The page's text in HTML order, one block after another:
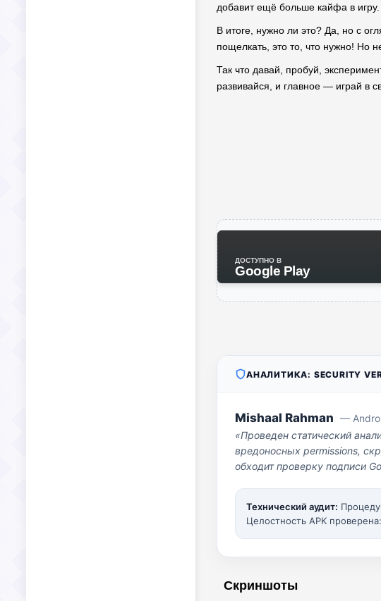
добавит ещё больше кайфа в игру.
В итоге, нужно ли это? Да, но с
пощелкать, это то, что нужно! Но
Так что давай, пробуй,
развивайся, и главное — играй в
ДОСТУПНО В
Google Play
АНАЛИТИКА: SECURITY
Mishaal Rahman —
«Проведен статический
вредоносных permissions,
обходит проверку подписи
Технический аудит:
Целостность APK
Скриншоты